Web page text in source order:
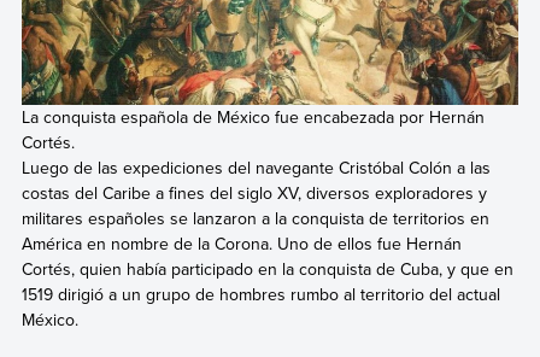
La conquista española de México fue encabezada por Hernán
Cortés.
Luego de las expediciones del navegante Cristóbal Colón a las
costas del Caribe a fines del siglo XV, diversos exploradores y
militares españoles se lanzaron a la conquista de territorios en
América en nombre de la Corona. Uno de ellos fue Hernán
Cortés, quien había participado en la conquista de Cuba, y que en
1519 dirigió a un grupo de hombres rumbo al territorio del actual
México.